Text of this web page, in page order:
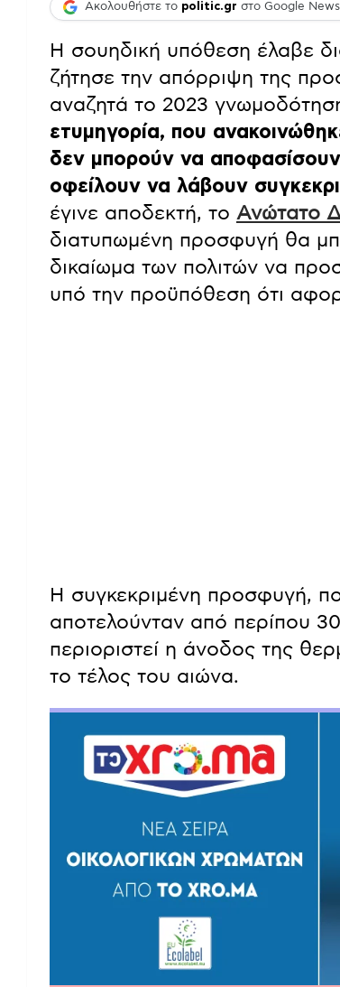
Ακολουθήστε το politic.gr στο Google News
Η σουηδική υπόθεση έλαβε
ζήτησε την απόρριψη της
αναζητά το 2023
ετυμηγορία, που
δεν μπορούν να
οφείλουν να λάβουν
έγινε αποδεκτή, το Ανώτατο
διατυπωμένη προσφυγή θα
δικαίωμα των πολιτών να
υπό την προϋπόθεση ότι
Η συγκεκριμένη προσφυγή,
αποτελούνταν από περίπου
περιοριστεί η άνοδος της
το τέλος του αιώνα.